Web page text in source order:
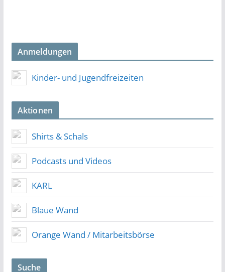
Anmeldungen
Kinder- und Jugendfreizeiten
Aktionen
Shirts & Schals
Podcasts und Videos
KARL
Blaue Wand
Orange Wand / Mitarbeitsbörse
Suche